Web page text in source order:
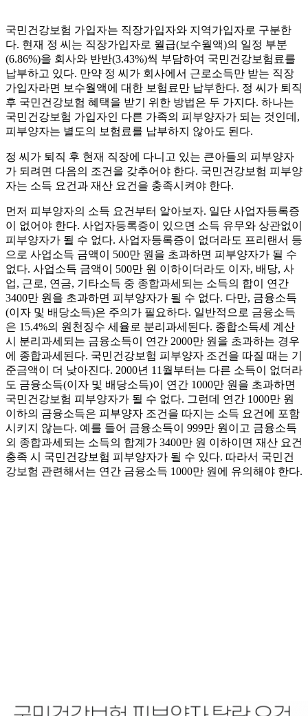
국민건강보험 가입자는 직장가입자와 지역가입자로 구분한
다. 현재 정 씨는 직장가입자로 월급(보수월액)의 일정 부분
(6.86%)을 회사와 반반(3.43%)씩 부담하여 국민건강보험료를
납부하고 있다. 만약 정 씨가 회사에서 근로소득만 받는 직장
가입자라면 보수월액에 대한 보험료만 납부한다. 정 씨가 퇴직
후 국민건강보험 혜택을 받기 위한 방법은 두 가지다. 하나는
국민건강보험 가입자인 다른 가족의 피부양자가 되는 것인데,
피부양자는 별도의 보험료를 납부하지 않아도 된다.
정 씨가 퇴직 후 현재 직장에 다니고 있는 큰아들의 피부양자
가 되려면 다음의 조건을 갖추어야 한다. 국민건강보험 피부양
자는 소득 요건과 재산 요건을 충족시켜야 한다.
먼저 피부양자의 소득 요건부터 알아보자. 일단 사업자등록증
이 없어야 한다. 사업자등록증이 있으면 소득 유무와 상관없이
피부양자가 될 수 없다. 사업자등록증이 없더라도 프리랜서 등
으로 사업소득 금액이 500만 원을 초과하면 피부양자가 될 수
없다. 사업소득 금액이 500만 원 이하이더라도 이자, 배당, 사
업, 근로, 연금, 기타소득 중 종합과세되는 소득의 합이 연간
3400만 원을 초과하면 피부양자가 될 수 없다. 다만, 금융소득
(이자 및 배당소득)은 주의가 필요하다. 일반적으로 금융소득
은 15.4%의 원천징수 세율로 분리과세된다. 종합소득세 계산
시 분리과세되는 금융소득이 연간 2000만 원을 초과하는 경우
에 종합과세된다. 국민건강보험 피부양자 조건을 따질 때는 기
준금액이 더 낮아진다. 2000년 11월부터는 다른 소득이 없더라
도 금융소득(이자 및 배당소득)이 연간 1000만 원을 초과하면
국민건강보험 피부양자가 될 수 없다. 그런데 연간 1000만 원
이하의 금융소득은 피부양자 조건을 따지는 소득 요건에 포함
시키지 않는다. 예를 들어 금융소득이 999만 원이고 금융소득
외 종합과세되는 소득의 합계가 3400만 원 이하이면 재산 요건
충족 시 국민건강보험 피부양자가 될 수 있다. 따라서 국민건
강보험 관련해서는 연간 금융소득 1000만 원에 유의해야 한다.